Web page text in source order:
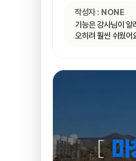
작성자 : NONE
기능은 강사님이 알
오히려 훨씬 쉬웠